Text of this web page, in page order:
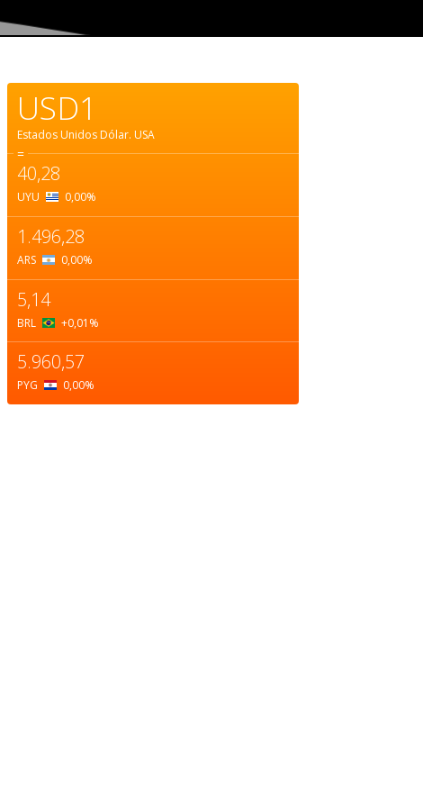
USD1
Estados Unidos Dólar. USA
=
40,28
UYU 0,00%
1.496,28
ARS 0,00%
5,14
BRL +0,01 %
5.960,57
PYG 0,00%